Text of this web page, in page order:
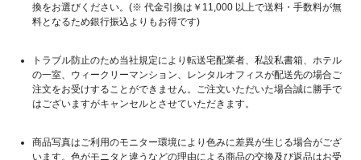
換をお選びください。(※ 代金引換は￥11,000 以上で送料・手数料が無
料となるため銀行振込よりもお得です)
トラブル防止のため当社規定により転送宅配業者、私設私書箱、ホテル
の一室、ウィークリーマンション、レンタルオフィスが配送先の場合ご
注文をお受けすることができません。ご注文いただいた場合誠に勝手で
はございますがキャンセルとさせていただきます。
商品写真はご利用のモニター環境により色みに差異が生じる場合がござ
います。色がモニタと違うなどの理由による商品の交換及び返品はお受